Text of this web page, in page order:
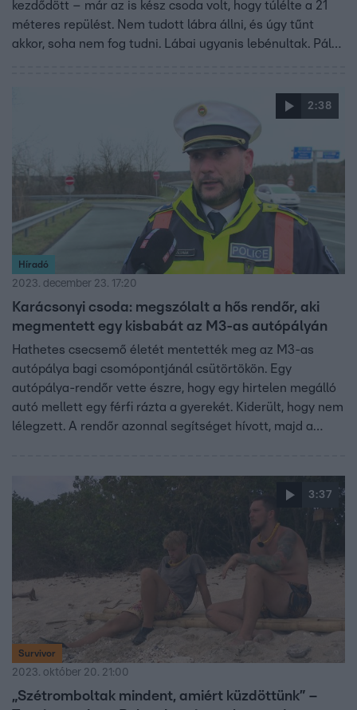
kezdődött – már az is kész csoda volt, hogy túlélte a 21
méteres repülést. Nem tudott lábra állni, és úgy tűnt
akkor, soha nem fog tudni. Lábai ugyanis lebénultak. Pál
küzdelmeit és hatalmas akaraterejét és tapasztalatait,
amit nemcsak a nézőkkel, hanem gyerekekkel is
2:38
Híradó
2023. december 23. 17:20
Karácsonyi csoda: megszólalt a hős rendőr, aki
megmentett egy kisbabát az M3-as autópályán
Hathetes csecsemő életét mentették meg az M3-as
autópálya bagi csomópontjánál csütörtökön. Egy
autópálya-rendőr vette észre, hogy egy hirtelen megálló
autó mellett egy férfi rázta a gyerekét. Kiderült, hogy nem
lélegzett. A rendőr azonnal segítséget hívott, majd a
karácsonyi csodának nevezte, hogy a gyereket sikerült
megmenteni.
3:37
Survivor
2023. október 20. 21:00
„Szétromboltak mindent, amiért küzdöttünk” –